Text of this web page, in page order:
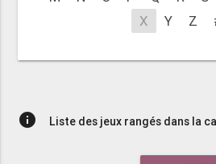
X
Y Z
info Liste des jeux rangés dans la